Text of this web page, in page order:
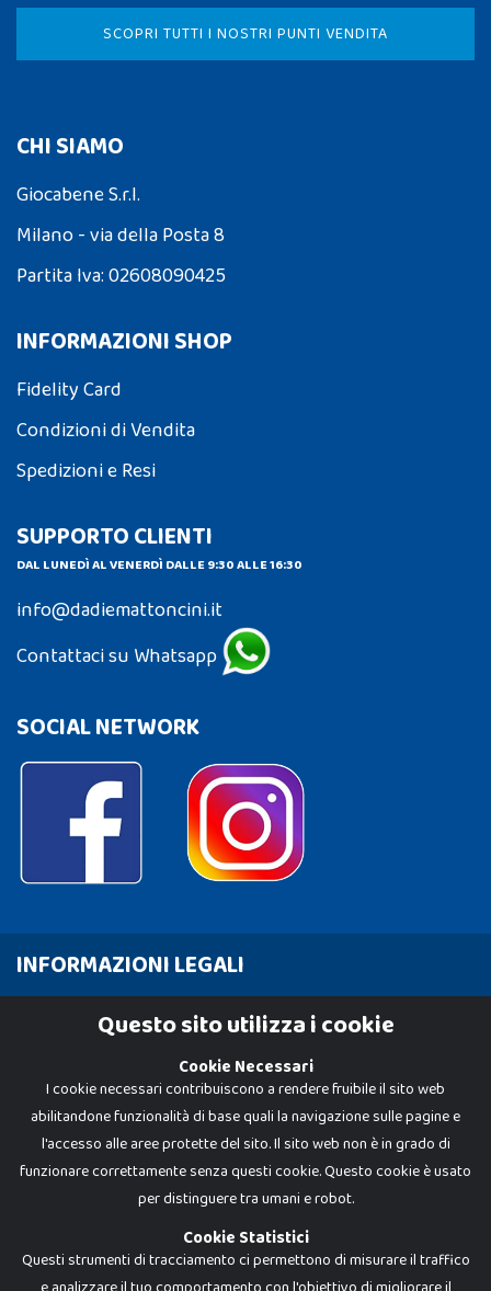
SCOPRI TUTTI I NOSTRI PUNTI VENDITA
CHI SIAMO
Giocabene S.r.l.
Milano - via della Posta 8
Partita Iva: 02608090425
INFORMAZIONI SHOP
Fidelity Card
Condizioni di Vendita
Spedizioni e Resi
SUPPORTO CLIENTI
DAL LUNEDÌ AL VENERDÌ DALLE 9:30 ALLE 16:30
info@dadiemattoncini.it
Contattaci su Whatsapp
SOCIAL NETWORK
INFORMAZIONI LEGALI
Cookie PolicyQuesto sito utilizza i cookie
Cookie Necessari
I cookie necessari contribuiscono a rendere fruibile il sito web
abilitandone funzionalità di base quali la navigazione sulle pagine e
l'accesso alle aree protette del sito. Il sito web non è in grado di
funzionare correttamente senza questi cookie. Questo cookie è usato
per distinguere tra umani e robot.
Cookie Statistici
Questi strumenti di tracciamento ci permettono di misurare il traffico